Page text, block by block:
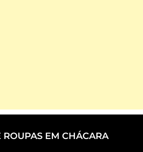
ROUPAS EM CHÁCARA